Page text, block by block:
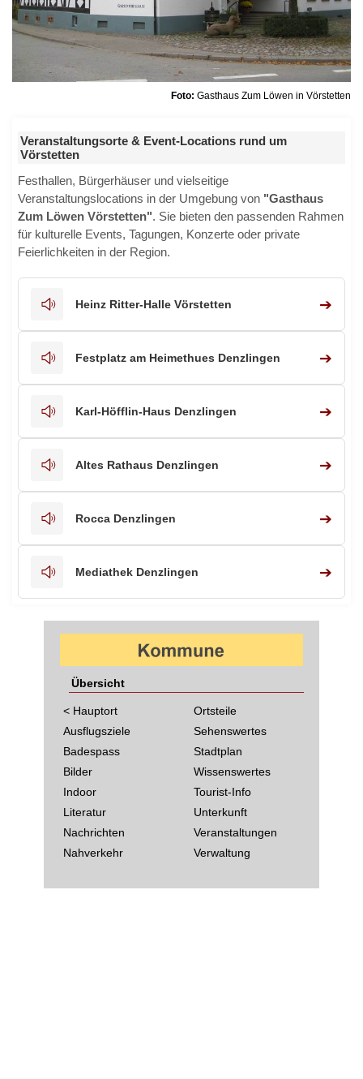
Foto: Gasthaus Zum Löwen in Vörstetten
Veranstaltungsorte & Event-Locations rund um
Vörstetten
Festhallen, Bürgerhäuser und vielseitige
Veranstaltungslocations in der Umgebung von "Gasthaus
Zum Löwen Vörstetten". Sie bieten den passenden Rahmen
für kulturelle Events, Tagungen, Konzerte oder private
Feierlichkeiten in der Region.
Heinz Ritter-Halle Vörstetten ➔
Festplatz am Heimethues Denzlingen ➔
Karl-Höfflin-Haus Denzlingen ➔
Altes Rathaus Denzlingen ➔
Rocca Denzlingen ➔
Mediathek Denzlingen ➔
Übersicht
< Hauptort
Ausflugsziele
Badespass
Bilder
Indoor
Literatur
Nachrichten
Nahverkehr
Ortsteile
Sehenswertes
Stadtplan
Wissenswertes
Tourist-Info
Unterkunft
Veranstaltungen
Verwaltung